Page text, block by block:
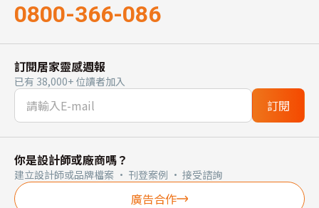
0800-366-086
訂閱居家靈感週報
已有 38,000+ 位讀者加入
訂閱
你是設計師或廠商嗎？
建立設計師或品牌檔案 · 刊登案例 · 接受諮詢
廣告合作